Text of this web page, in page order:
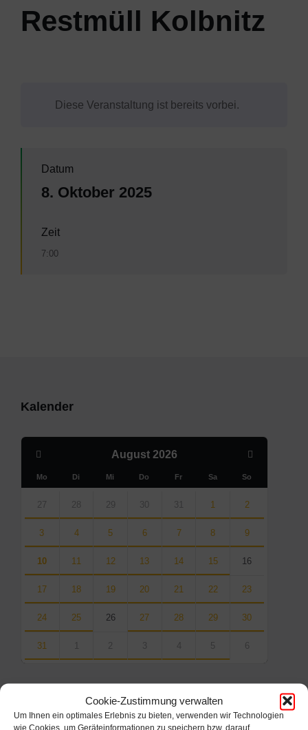
Cookie-Zustimmung verwalten
Um Ihnen ein optimales Erlebnis zu bieten, verwenden wir Technologien
wie Cookies, um Geräteinformationen zu speichern bzw. darauf
Restmüll Kolbnitz
Diese Veranstaltung ist bereits vorbei.
Datum
8. Oktober 2025
Zeit
7:00
Kalender
August 2026
Month
Mo Di Mi Do Fr Sa So
calendar
days
27 28 29 30 31 1 2
3 4 5 6 7 8 9
10 11 12 13 14 15 16
17 18 19 20 21 22 23
24 25 26 27 28 29 30
31 1 2 3 5 6
to